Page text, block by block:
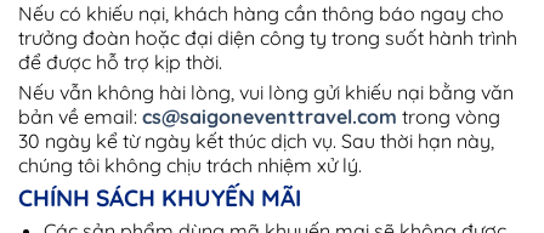
Nếu có khiếu nại, khách hàng cần thông báo ngay cho
trưởng đoàn hoặc đại diện công ty trong suốt hành trình
để được hỗ trợ kịp thời.
Nếu vẫn không hài lòng, vui lòng gửi khiếu nại bằng văn
bản về email: cs@saigoneventtravel.com trong vòng
30 ngày kể từ ngày kết thúc dịch vụ. Sau thời hạn này,
chúng tôi không chịu trách nhiệm xử lý.
CHÍNH SÁCH KHUYẾN MÃI